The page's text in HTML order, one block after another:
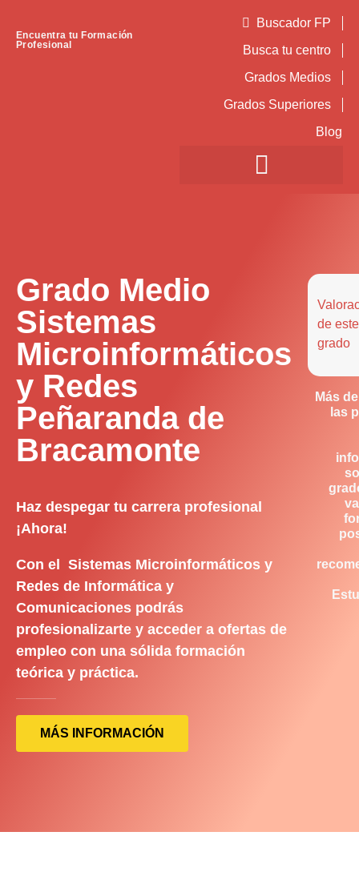
Encuentra tu Formación
Profesional
Buscador FP
Busca tu centro
Grados Medios
Grados Superiores
Blog
Grado Medio
Sistemas
Microinformáticos
y Redes
Peñaranda de
Bracamonte
Haz despegar tu carrera profesional
¡Ahora!
Con el Sistemas Microinformáticos y
Redes de Informática y
Comunicaciones podrás
profesionalizarte y acceder a ofertas de
empleo con una sólida formación
teórica y práctica.
MÁS INFORMACIÓN
de este
grado
Más
las